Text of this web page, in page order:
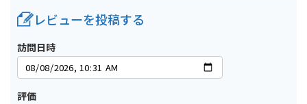
レビューを投稿する
訪問日時
評価